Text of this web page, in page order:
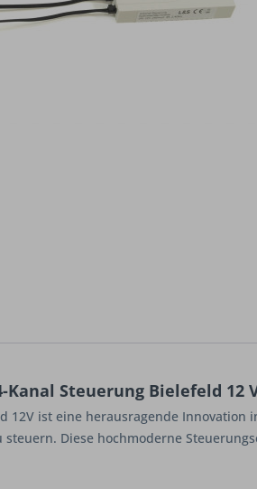
Steuerung Bielefeld 12
12V ist eine herausragende
Diese hochmoderne